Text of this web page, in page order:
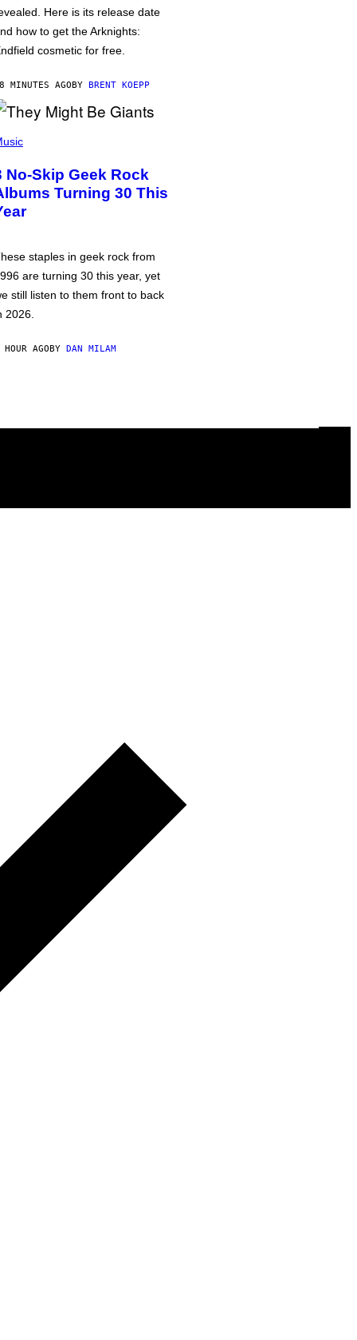
Here is its release date
how to get the Arknights:
cosmetic for free.
MINUTES AGOBY BRENT KOEPP
No-Skip Geek Rock
Turning 30 This
staples in geek rock from
are turning 30 this year, yet
still listen to them front to back
2026.
HOUR AGOBY DAN MILAM